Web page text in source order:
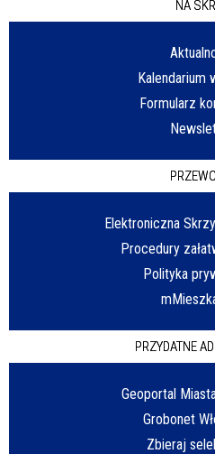
NA
Kalendarium
Formularz
Elektroniczna
Procedury
Polityka
PRZYDATNE
Geoportal
Grobonet
Zbieraj